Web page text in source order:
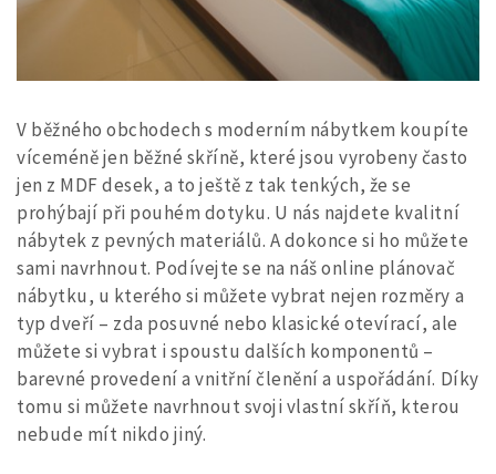
V běžného obchodech s moderním nábytkem koupíte
víceméně jen běžné skříně, které jsou vyrobeny často
jen z MDF desek, a to ještě z tak tenkých, že se
prohýbají při pouhém dotyku. U nás najdete kvalitní
nábytek z pevných materiálů. A dokonce si ho můžete
sami navrhnout. Podívejte se na náš online plánovač
nábytku, u kterého si můžete vybrat nejen rozměry a
typ dveří – zda posuvné nebo klasické otevírací, ale
můžete si vybrat i spoustu dalších komponentů –
barevné provedení a vnitřní členění a uspořádání. Díky
tomu si můžete navrhnout svoji vlastní skříň, kterou
nebude mít nikdo jiný.